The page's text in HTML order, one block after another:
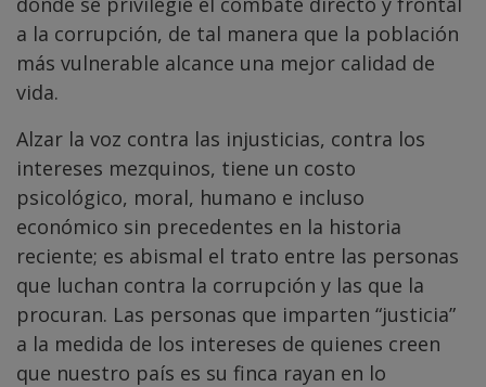
a la corrupción, de tal manera que la población
más vulnerable alcance una mejor calidad de
vida.
Alzar la voz contra las injusticias, contra los
intereses mezquinos, tiene un costo
psicológico, moral, humano e incluso
económico sin precedentes en la historia
reciente; es abismal el trato entre las personas
que luchan contra la corrupción y las que la
procuran. Las personas que imparten “justicia”
a la medida de los intereses de quienes creen
que nuestro país es su finca rayan en lo